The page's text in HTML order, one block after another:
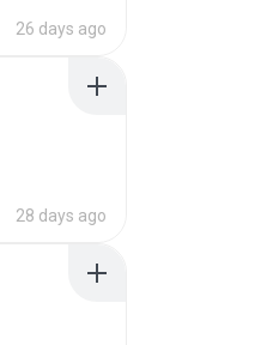
26 days ago
28 days ago